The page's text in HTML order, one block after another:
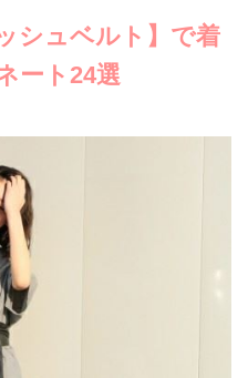
シュベルト】で着
ート24選